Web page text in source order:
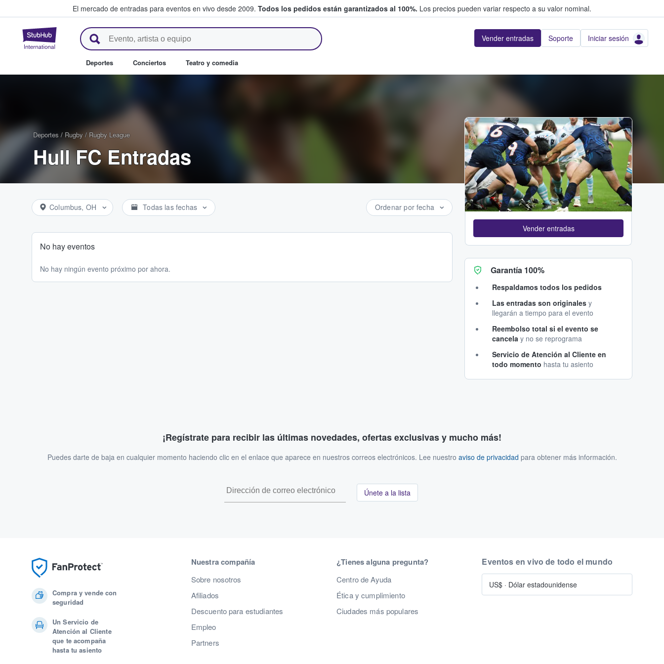
El mercado de entradas para eventos en vivo desde 2009. Todos los pedidos están garantizados al 100%. Los precios pueden variar respecto a su valor nominal.
StubHub: compra y venta de entradas entre fans Vender entradas Soporte Iniciar sesión
Deportes Conciertos Teatro y comedia
Deportes / Rugby / Rugby League
Hull FC Entradas
Columbus, OH Todas las fechas Ordenar por fecha
No hay eventos
No hay ningún evento próximo por ahora.
Adobe Stock
Vender entradas
Garantía 100%
Respaldamos todos los pedidos
Las entradas son originales y
llegarán a tiempo para el evento
Reembolso total si el evento se
cancela y no se reprograma
Servicio de Atención al Cliente en
todo momento hasta tu asiento
¡Regístrate para recibir las últimas novedades, ofertas exclusivas y mucho más!
Puedes darte de baja en cualquier momento haciendo clic en el enlace que aparece en nuestros correos electrónicos. Lee nuestro aviso de privacidad para obtener más información.
Únete a la lista
Compra y vende con
seguridad
Un Servicio de
Atención al Cliente
que te acompaña
hasta tu asiento
Nuestra compañía
Sobre nosotros
Afiliados
Descuento para estudiantes
Empleo
Partners
¿Tienes alguna pregunta?
Centro de Ayuda
Ética y cumplimiento
Ciudades más populares
Eventos en vivo de todo el mundo
US$ · Dólar estadounidense